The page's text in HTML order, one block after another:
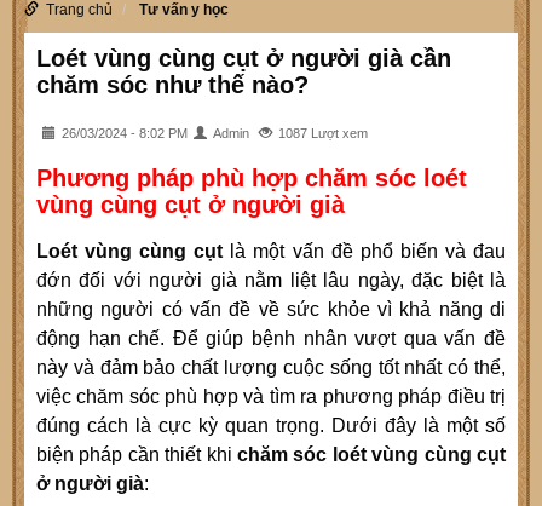
Trang chủ Tư vấn y học
Loét vùng cùng cụt ở người già cần
chăm sóc như thế nào?
26/03/2024 - 8:02 PM Admin 1087 Lượt xem
Phương pháp phù hợp chăm sóc loét
vùng cùng cụt ở người già
Loét vùng cùng cụt là một vấn đề phổ biến và đau
đớn đối với người già nằm liệt lâu ngày, đặc biệt là
những người có vấn đề về sức khỏe vì khả năng di
động hạn chế. Để giúp bệnh nhân vượt qua vấn đề
này và đảm bảo chất lượng cuộc sống tốt nhất có thể,
việc chăm sóc phù hợp và tìm ra phương pháp điều trị
đúng cách là cực kỳ quan trọng. Dưới đây là một số
biện pháp cần thiết khi chăm sóc loét vùng cùng cụt
ở người già: